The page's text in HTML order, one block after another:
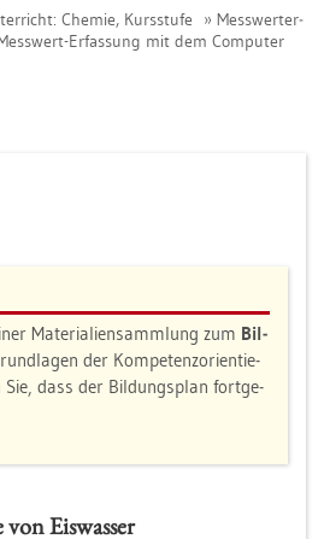
Che­mie, Kurs­stu­fe
Mess­wert­er­
Er­fas­sung mit dem Com­pu­ter
Ma­te­ria­li­en­samm­lung zum Bil­
der Kom­pe­tenz­ori­en­tie­
Sie, dass der Bil­dungs­plan fort­ge­
Eis­was­ser